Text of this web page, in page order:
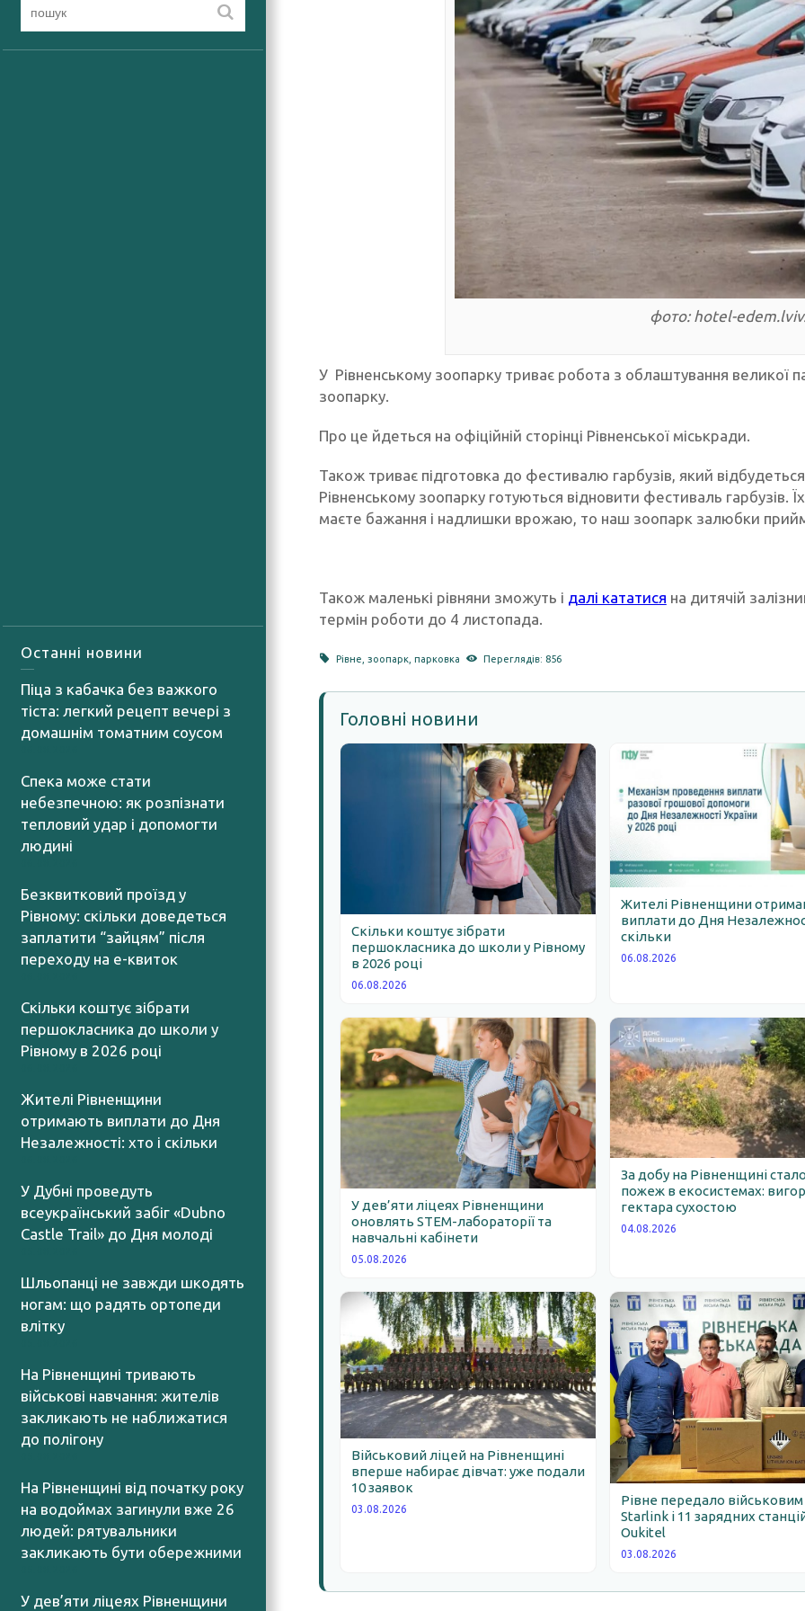
Останні новини
Піца з кабачка без важкого
тіста: легкий рецепт вечері з
домашнім томатним соусом
Спека може стати
небезпечною: як розпізнати
тепловий удар і допомогти
людині
Безквитковий проїзд у
Рівному: скільки доведеться
заплатити “зайцям” після
переходу на е-квиток
Скільки коштує зібрати
першокласника до школи у
Рівному в 2026 році
Жителі Рівненщини
отримають виплати до Дня
Незалежності: хто і скільки
У Дубні проведуть
всеукраїнський забіг «Dubno
Castle Trail» до Дня молоді
Шльопанці не завжди шкодять
ногам: що радять ортопеди
влітку
На Рівненщині тривають
військові навчання: жителів
закликають не наближатися
до полігону
На Рівненщині від початку року
на водоймах загинули вже 26
людей: рятувальники
закликають бути обережними
У дев’яти ліцеях Рівненщини
фото: hotel-
У Рівненському зоопарку триває робота з облаштування великої
зоопарку.
Про це йдеться на офіційній сторінці Рівненської міськради.
Також триває підготовка до фестивалю гарбузів, який
Рівненському зоопарку готуються відновити фестиваль гарбузів.
маєте бажання і надлишки врожаю, то наш зоопарк залюбки
Також маленькі рівняни зможуть і далі кататися на дитячій
термін роботи до 4 листопада.
Рівне ,зоопарк ,парковка Переглядів: 856
Головні новини
Скільки коштує зібрати
першокласника до школи у Рівному
в 2026 році
06.08.2026
Жителі Рівненщини
виплати до Дня
скільки
06.08.2026
У дев’яти ліцеях Рівненщини
оновлять STEM-лабораторії та
навчальні кабінети
05.08.2026
За добу на Рівненщині
пожеж в екосистемах:
гектара сухостою
04.08.2026
Військовий ліцей на Рівненщині
вперше набирає дівчат: уже подали
10 заявок
03.08.2026
Рівне передало військовим
Starlink і 11 зарядних
Oukitel
03.08.2026